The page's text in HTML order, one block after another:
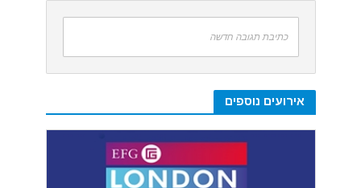
כתיבת תגובה חדשה
אירועים נוספים